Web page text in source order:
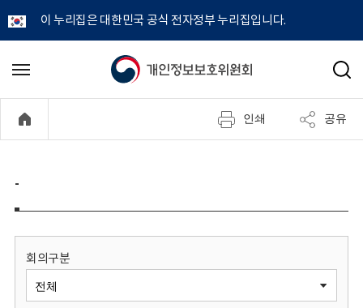
이 누리집은 대한민국 공식 전자정부 누리집입니다.
개
정
보
메
기
검
인쇄 공유
-
회의구분